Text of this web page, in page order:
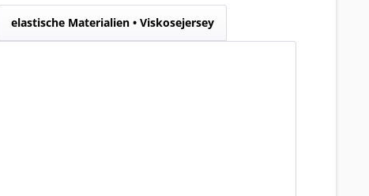
elastische Materialien • Viskosejersey